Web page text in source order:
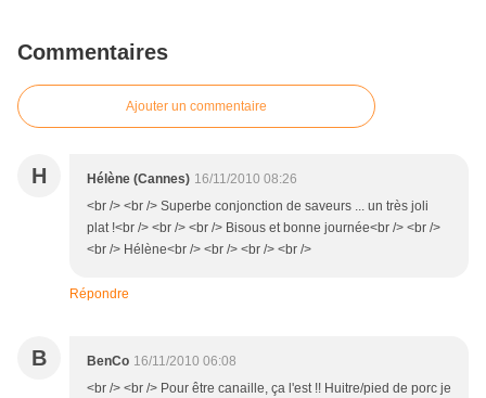
Commentaires
Ajouter un commentaire
H Hélène (Cannes) 16/11/2010 08:26
<br /> <br /> Superbe conjonction de saveurs ... un très joli
plat !<br /> <br /> <br /> Bisous et bonne journée<br /> <br />
<br /> Hélène<br /> <br /> <br /> <br />
Répondre
B BenCo 16/11/2010 06:08
<br /> <br /> Pour être canaille, ça l'est !! Huitre/pied de porc je